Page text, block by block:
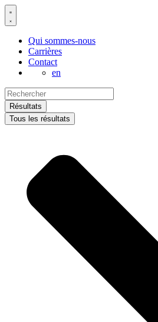
Aller
au
Qui sommes-nous
Carrières
Contact
en
Search
...Résultats
Tous les résultats